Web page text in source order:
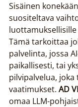
Sisäinen
suositeltava
Tämä tarkoittaa
palvelinta, jossa
paikallisesti, tai
pilvipalvelua, joka
vaatimukset. AD
omaa LLM-